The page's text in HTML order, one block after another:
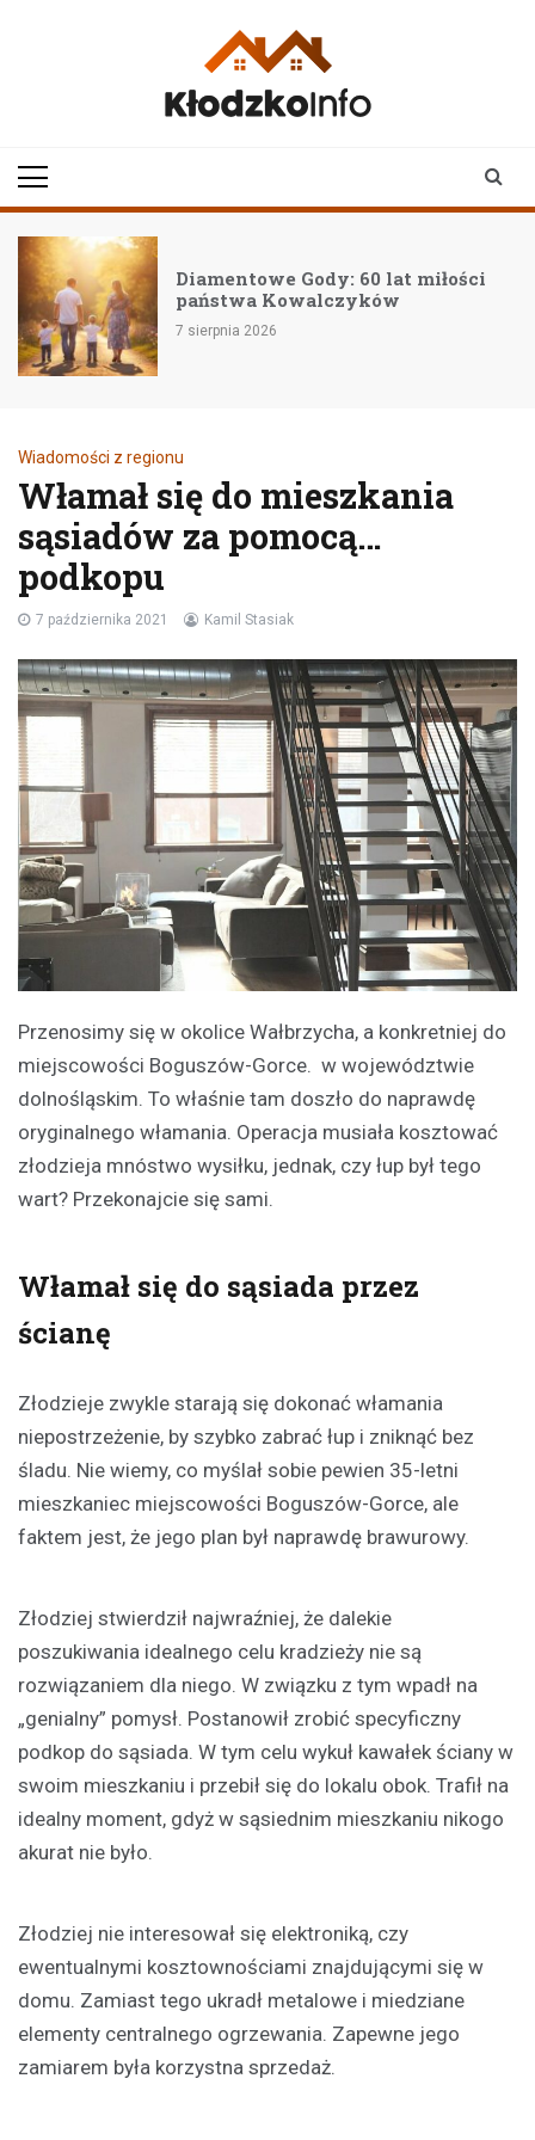
Diamentowe Gody: 60 lat miłości
państwa Kowalczyków
7 sierpnia 2026
Wiadomości z regionu
Włamał się do mieszkania
sąsiadów za pomocą…
podkopu
7 października 2021 Kamil Stasiak
Przenosimy się w okolice Wałbrzycha, a konkretniej do
miejscowości Boguszów-Gorce. w województwie
dolnośląskim. To właśnie tam doszło do naprawdę
oryginalnego włamania. Operacja musiała kosztować
złodzieja mnóstwo wysiłku, jednak, czy łup był tego
wart? Przekonajcie się sami.
Włamał się do sąsiada przez
ścianę
Złodzieje zwykle starają się dokonać włamania
niepostrzeżenie, by szybko zabrać łup i zniknąć bez
śladu. Nie wiemy, co myślał sobie pewien 35-letni
mieszkaniec miejscowości Boguszów-Gorce, ale
faktem jest, że jego plan był naprawdę brawurowy.
Złodziej stwierdził najwraźniej, że dalekie
poszukiwania idealnego celu kradzieży nie są
rozwiązaniem dla niego. W związku z tym wpadł na
„genialny” pomysł. Postanowił zrobić specyficzny
podkop do sąsiada. W tym celu wykuł kawałek ściany w
swoim mieszkaniu i przebił się do lokalu obok. Trafił na
idealny moment, gdyż w sąsiednim mieszkaniu nikogo
akurat nie było.
Złodziej nie interesował się elektroniką, czy
ewentualnymi kosztownościami znajdującymi się w
domu. Zamiast tego ukradł metalowe i miedziane
elementy centralnego ogrzewania. Zapewne jego
zamiarem była korzystna sprzedaż.